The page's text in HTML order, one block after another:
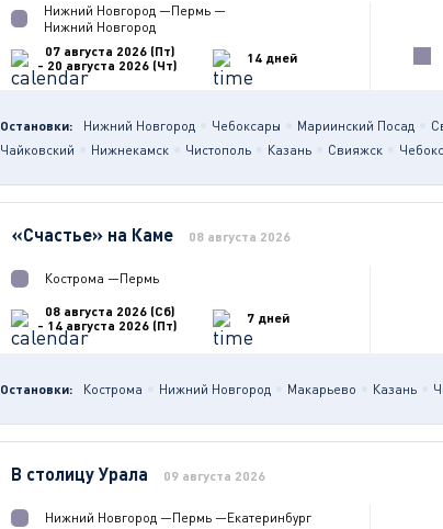
Нижний Новгород —Пермь —
Нижний Новгород
07 августа 2026 (Пт)
- 20 августа 2026 (Чт)
14 дней
Остановки: Нижний Новгород Чебоксары Мариинский Посад
Чайковский
Нижнекамск Чистополь Казань Свияжск
«Счастье» на Каме 08 августа 2026
Кострома —Пермь
08 августа 2026 (Сб)
- 14 августа 2026 (Пт)
7 дней
Остановки: Кострома Нижний Новгород Макарьево Казань
В столицу Урала 09 августа 2026
Нижний Новгород —Пермь —Екатеринбург